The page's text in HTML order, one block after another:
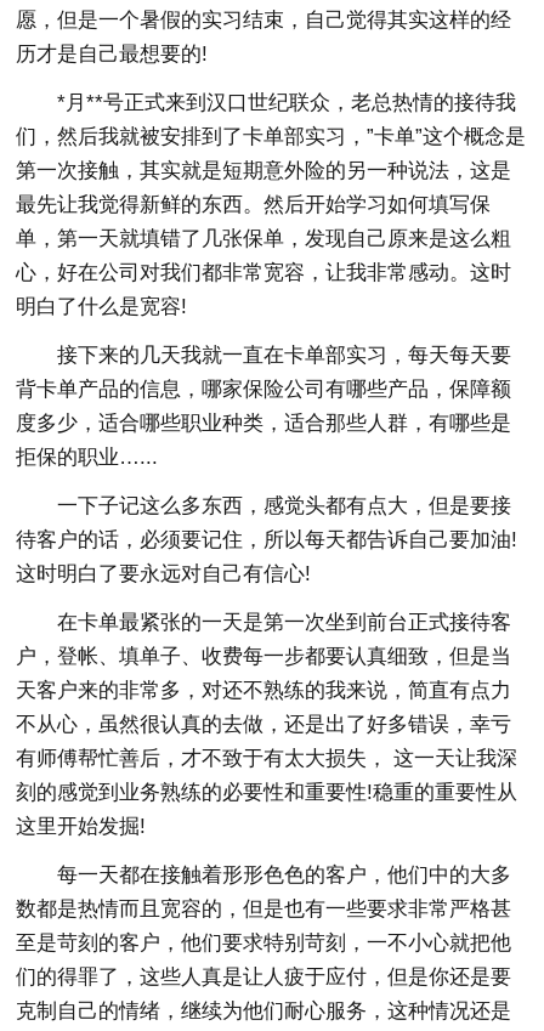
愿，但是一个暑假的实习结束，自己觉得其实这样的经
历才是自己最想要的!
*月**号正式来到汉口世纪联众，老总热情的接待我
们，然后我就被安排到了卡单部实习，”卡单”这个概念是
第一次接触，其实就是短期意外险的另一种说法，这是
最先让我觉得新鲜的东西。然后开始学习如何填写保
单，第一天就填错了几张保单，发现自己原来是这么粗
心，好在公司对我们都非常宽容，让我非常感动。这时
明白了什么是宽容!
接下来的几天我就一直在卡单部实习，每天每天要
背卡单产品的信息，哪家保险公司有哪些产品，保障额
度多少，适合哪些职业种类，适合那些人群，有哪些是
拒保的职业…...
一下子记这么多东西，感觉头都有点大，但是要接
待客户的话，必须要记住，所以每天都告诉自己要加油!
这时明白了要永远对自己有信心!
在卡单最紧张的一天是第一次坐到前台正式接待客
户，登帐、填单子、收费每一步都要认真细致，但是当
天客户来的非常多，对还不熟练的我来说，简直有点力
不从心，虽然很认真的去做，还是出了好多错误，幸亏
有师傅帮忙善后，才不致于有太大损失， 这一天让我深
刻的感觉到业务熟练的必要性和重要性!稳重的重要性从
这里开始发掘!
每一天都在接触着形形色色的客户，他们中的大多
数都是热情而且宽容的，但是也有一些要求非常严格甚
至是苛刻的客户，他们要求特别苛刻，一不小心就把他
们的得罪了，这些人真是让人疲于应付，但是你还是要
克制自己的情绪，继续为他们耐心服务，这种情况还是